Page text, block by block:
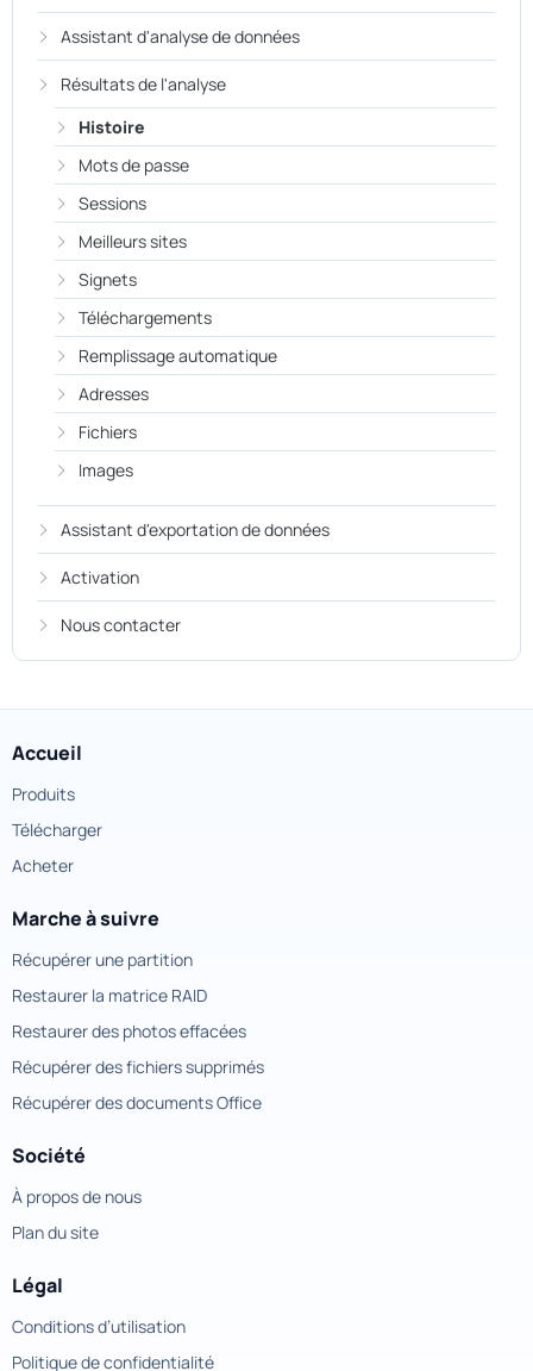
Assistant d'analyse de données
Résultats de l'analyse
Histoire
Mots de passe
Sessions
Meilleurs sites
Signets
Téléchargements
Remplissage automatique
Adresses
Fichiers
Images
Assistant d'exportation de données
Activation
Nous contacter
Accueil
Produits
Télécharger
Acheter
Marche à suivre
Récupérer une partition
Restaurer la matrice RAID
Restaurer des photos effacées
Récupérer des fichiers supprimés
Récupérer des documents Office
Société
À propos de nous
Plan du site
Légal
Conditions d’utilisation
Politique de confidentialité